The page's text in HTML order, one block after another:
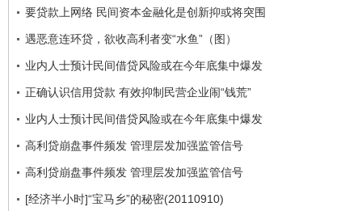
要贷款上网络 民间资本金融化是创新抑或将突围
遇恶意连环贷，欲收高利者变“水鱼”（图）
业内人士预计民间借贷风险或在今年底集中爆发
正确认识信用贷款 有效抑制民营企业闹“钱荒”
业内人士预计民间借贷风险或在今年底集中爆发
高利贷崩盘事件频发 管理层发加强监管信号
高利贷崩盘事件频发 管理层发加强监管信号
[经济半小时]“宝马乡”的秘密(20110910)